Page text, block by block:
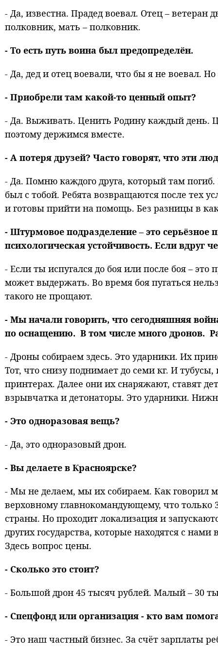
- Да, известна. Прадед воевал. Отец –
полковник, мать – полковник.
- То есть путь воина был предопределён.
- Да, дед и отец воевали, что бы я не воевал.
- Приобрели там какой-то ценный опыт?
- Да. Выживать. Ценить Родину каждый день.
поэтому держимся вместе.
- А потеря друзей? Часто говорят, что эти
- Да. Помню каждого друга, который там
был с тобой. Ребята возвращаются после тех
и готовы прийти на помощь. Без разницы в
- Штурмовое подразделение – это
психологическая устойчивость. Если вдруг
- Если ты испугался до боя или после боя –
может выдержать. Во время боя пугаться
такого не прощают.
- Мы начали говорить, что сегодняшняя
по оснащению. В том числе много дронов.
- Дроны собираем здесь. Это ударники. Их
Тот, что снизу поднимает до семи кг. И
принтерах. Далее они их снаряжают, ставят
взрывчатка и детонаторы. Это ударники.
- Это одноразовая вещь?
- Да, это одноразовый дрон.
- Вы делаете в Красноярске?
- Мы не делаем, мы их собираем. Как говорил
верховному главнокомандующему, что только
страны. Но проходит локализация и
других государства, которые находятся с
Здесь вопрос цены.
- Сколько это стоит?
- Большой дрон 45 тысяч рублей. Малый – 30
- Спецфонд или организация - кто вам
- Это наш частный бизнес. За счёт зарплаты